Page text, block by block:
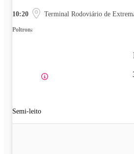
10:20 Terminal Rodoviário de
Poltrona
Semi-leito